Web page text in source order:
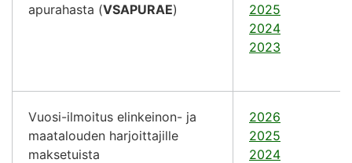
apurahasta (VSAPURAE)
2025
2024
2023
Vuosi-ilmoitus elinkeinon- ja
maatalouden harjoittajille
maksetuista
2026
2025
2024